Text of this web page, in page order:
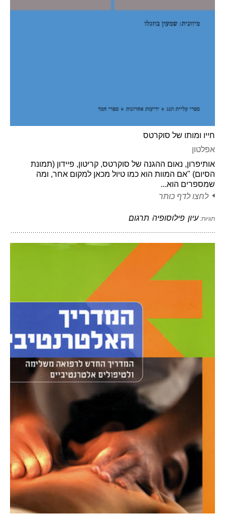
חייו ומותו של סוקרטס
אפלטון
אותיפרון, נאום ההגנה של סוקרטס, קריטון, פיידון (תמונת
הסיום) "אם המוות הוא כמו טיול מכאן למקום אחר, ומה
שמספרים הוא...
לחצו לדף כותר
תגיות:עיון פילוסופיה תרגום